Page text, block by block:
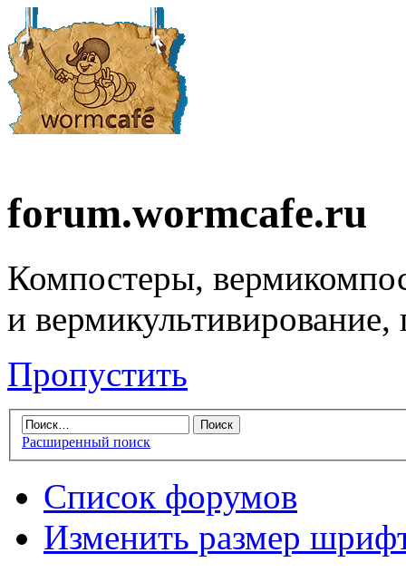
forum.wormcafe.ru
Компостеры,
и
Пропустить
Расширенный поиск
Список форумов
Изменить размер